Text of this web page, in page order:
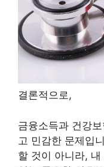
결론적으로,
금융소득과 건강
고 민감한 문제입
할 것이 아니라,